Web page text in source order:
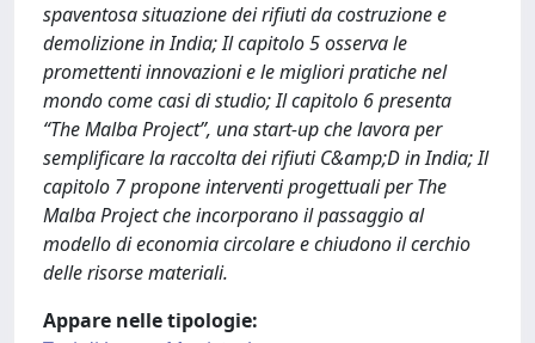
spaventosa situazione dei rifiuti da costruzione e
demolizione in India; Il capitolo 5 osserva le
promettenti innovazioni e le migliori pratiche nel
mondo come casi di studio; Il capitolo 6 presenta
“The Malba Project”, una start-up che lavora per
semplificare la raccolta dei rifiuti C&amp;D in India; Il
capitolo 7 propone interventi progettuali per The
Malba Project che incorporano il passaggio al
modello di economia circolare e chiudono il cerchio
delle risorse materiali.
Appare nelle tipologie: